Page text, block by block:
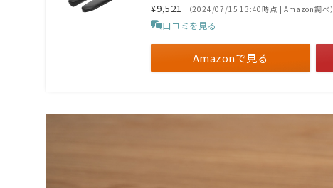
¥9,521 （2024/07/15 13:40時点 | Amazon調べ）
口コミを見る
Amazonで見る